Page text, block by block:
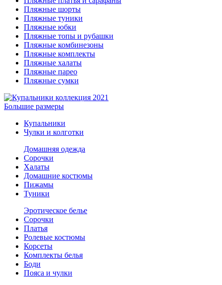
Пляжные шорты
Пляжные туники
Пляжные юбки
Пляжные топы и рубашки
Пляжные комбинезоны
Пляжные комплекты
Пляжные халаты
Пляжные парео
Пляжные сумки
Большие размеры
Купальники
Чулки и колготки
Домашняя одежда
Сорочки
Халаты
Домашние костюмы
Пижамы
Туники
Эротическое белье
Сорочки
Платья
Ролевые костюмы
Корсеты
Комплекты белья
Боди
Пояса и чулки